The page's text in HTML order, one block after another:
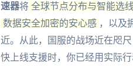
速器将 全球节点分布与智能选
数据安全加密的安心感 ，以及
近。从此，国服的战场近在咫
快上线支援时，你已经用实际